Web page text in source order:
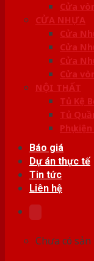
Cửa
CỬA NHỰA
Cửa
Cửa
Cửa
Cửa
NỘI THẤT
Tủ Kệ
Tủ
Phụ
Báo giá
Dự án thực tế
Tin tức
Liên hệ
Chưa có